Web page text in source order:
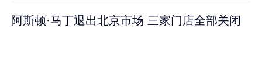
阿斯顿·马丁退出北京市场 三家门店全部关闭